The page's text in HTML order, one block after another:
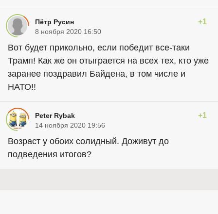
Пётр Русин +1
8 ноября 2020 16:50
Вот будет прикольно, если победит все-таки
Трамп! Как же он отыграется на всех тех, кто уже
заранее поздравил Байдена, в том числе и
НАТО!!
Peter Rybak +1
14 ноября 2020 19:56
Возраст у обоих солидный. Доживут до
подведения итогов?